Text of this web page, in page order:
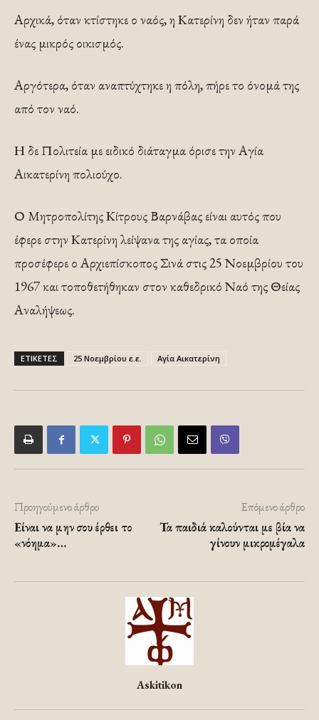
Αρχικά, όταν κτίστηκε ο ναός, η Κατερίνη δεν ήταν παρά
ένας μικρός οικισμός.
Αργότερα, όταν αναπτύχτηκε η πόλη, πήρε το όνομά της
από τον ναό.
Η δε Πολιτεία με ειδικό διάταγμα όρισε την Αγία
Αικατερίνη πολιούχο.
Ο Μητροπολίτης Κίτρους Βαρνάβας είναι αυτός που
έφερε στην Κατερίνη λείψανα της αγίας, τα οποία
προσέφερε ο Αρχιεπίσκοπος Σινά στις 25 Νοεμβρίου του
1967 και τοποθετήθηκαν στον καθεδρικό Ναό της Θείας
Αναλήψεως.
ΕΤΙΚΕΤΕΣ 25 Νοεμβρίου ε.ε. Αγία Αικατερίνη
Προηγούμενο άρθρο
Είναι να μην σου έρθει το
«νόημα»…
Επόμενο άρθρο
Τα παιδιά καλούνται με βία να
γίνουν μικρομέγαλα
Askitikon